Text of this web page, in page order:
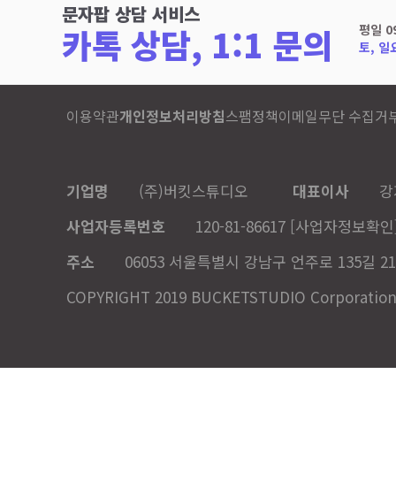
문자팝 상담 서비스
카톡 상담, 1:1 문의
평일
토, 일
이용약관개인정보처리방침스팸정책이메일무단 수집거
기업명 (주)버킷스튜디오 대표이사
사업자등록번호
120-81-86617 [사업자정보확
주소
06053 서울특별시 강남구 언주로 135길 21
COPYRIGHT 2019 BUCKETSTUDIO